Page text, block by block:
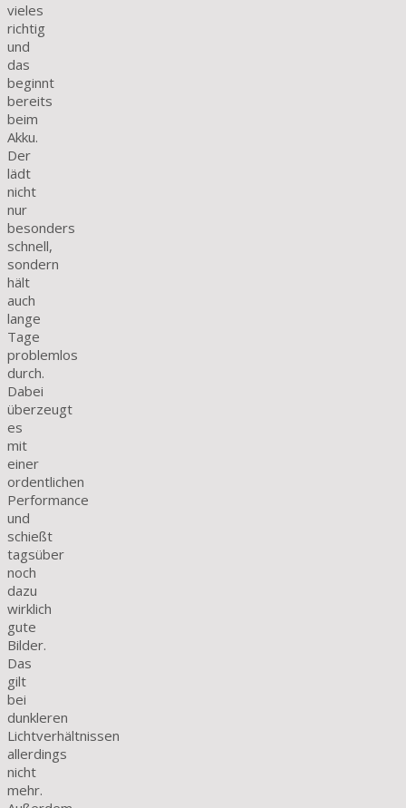
vieles
richtig
und
das
beginnt
bereits
beim
Akku.
Der
lädt
nicht
nur
besonders
schnell,
sondern
hält
auch
lange
Tage
problemlos
durch.
Dabei
überzeugt
es
mit
einer
ordentlichen
Performance
und
schießt
tagsüber
noch
dazu
wirklich
gute
Bilder.
Das
gilt
bei
dunkleren
Lichtverhältnissen
allerdings
nicht
mehr.